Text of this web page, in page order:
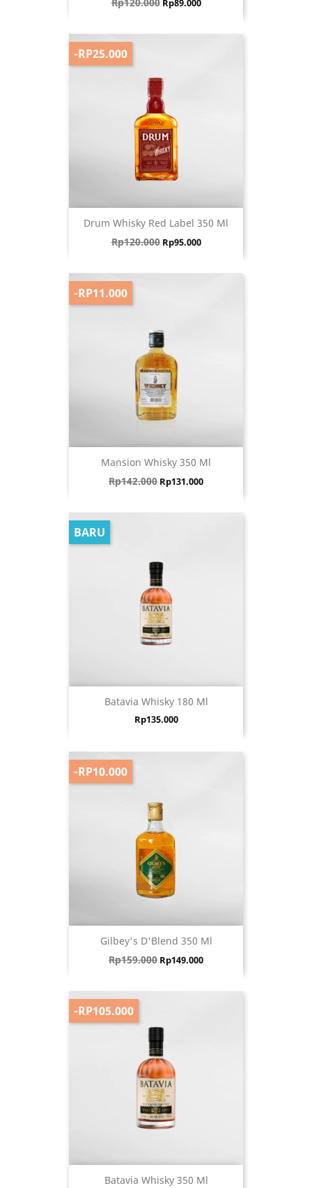
Rp89.000
Drum Whisky Red Label 350 Ml
Harga biasa
Rp120.000 Harga
Rp95.000
-RP25.000
Mansion Whisky 350 Ml
Harga biasa
Rp142.000 Harga
Rp131.000
-RP11.000
Batavia Whisky 180 Ml
Harga
Rp135.000
BARU
Gilbey's D'Blend 350 Ml
Harga biasa
Rp159.000 Harga
Rp149.000
-RP10.000
Batavia Whisky 350 Ml
-RP105.000